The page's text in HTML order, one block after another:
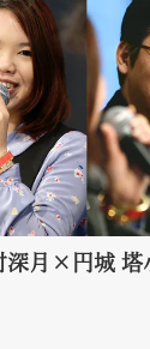
月×円城 塔